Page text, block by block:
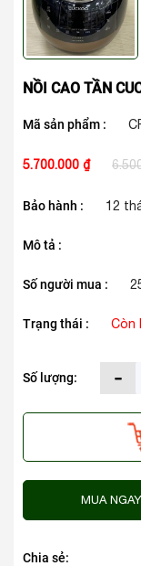
NỒI CAO TẦN
Mã sản phẩm :
5.700.000 ₫
Bảo hành : 12
Mô tả :
Số người mua :
Trạng thái : Còn
Số lượng: -
MUA NGAY
Chia sẻ: